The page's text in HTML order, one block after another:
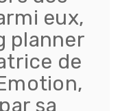
eux,
planner
de
sa